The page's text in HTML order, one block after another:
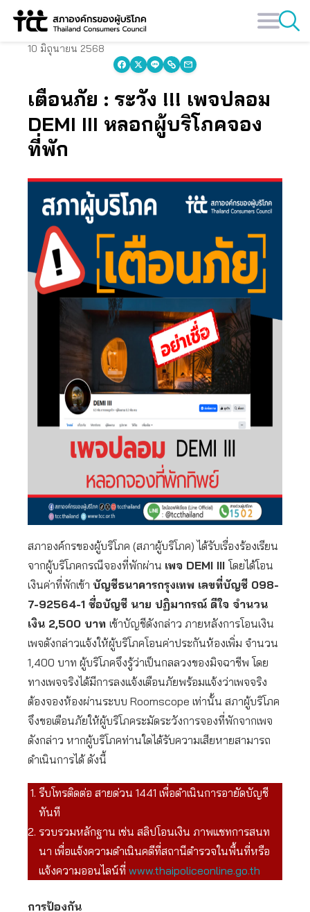
Skip
10 มิถุนายน 2568
เตือนภัย : ระวัง !!! เพจปลอม
DEMI III หลอกผู้บริโภคจอง
ที่พัก
สภาองค์กรของผู้บริโภค (สภาผู้บริโภค) ได้รับเรื่องร้องเรียน
จากผู้บริโภคกรณีจองที่พักผ่าน เพจ DEMI III โดยได้โอน
เงินค่าที่พักเข้า บัญชีธนาคารกรุงเทพ เลขที่บัญชี 098-
7-92564-1 ชื่อบัญชี นาย ปฏิมากรณ์ ดีใจ จำนวน
เงิน 2,500 บาท เข้าบัญชีดังกล่าว ภายหลังการโอนเงิน
เพจดังกล่าวแจ้งให้ผู้บริโภคโอนค่าประกันห้องเพิ่ม จำนวน
1,400 บาท ผู้บริโภคจึงรู้ว่าเป็นกลลวงของมิจฉาชีพ โดย
ทางเพจจริงได้มีการลงแจ้งเตือนภัยพร้อมแจ้งว่าเพจจริง
ต้องจองห้องผ่านระบบ Roomscope เท่านั้น สภาผู้บริโภค
จึงขอเตือนภัยให้ผู้บริโภคระมัดระวังการจองที่พักจากเพจ
ดังกล่าว หากผู้บริโภคท่านใดได้รับความเสียหายสามารถ
ดำเนินการได้ ดังนี้
รีบโทรติดต่อ สายด่วน 1441 เพื่อดำเนินการอายัดบัญชี
ทันที
รวบรวมหลักฐาน เช่น สลิปโอนเงิน ภาพแชทการสนท
นา เพื่อแจ้งความดำเนินคดีที่สถานีตำรวจในพื้นที่หรือ
แจ้งความออนไลน์ที่ www.thaipoliceonline.go.th
การป้องกัน